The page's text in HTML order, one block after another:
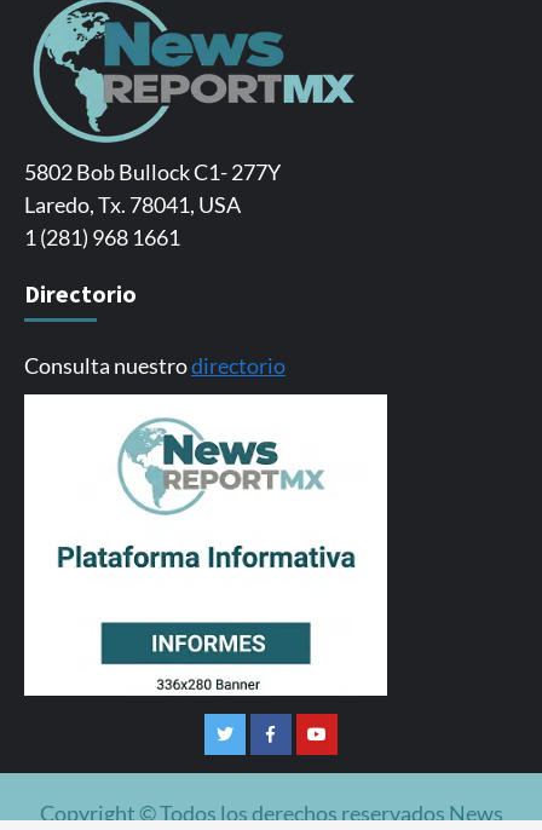
5802 Bob Bullock C1- 277Y
Laredo, Tx. 78041, USA
1 (281) 968 1661
Directorio
Consulta nuestrodirectorio
TwitterFacebookYoutube
Copyright © Todos los derechos reservados News